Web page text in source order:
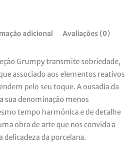
adicional Avaliações (0)
Grumpy transmite sobriedade,
associado aos elementos reativos
pelo seu toque. A ousadia da
sua denominação menos
tempo harmónica e de detalhe
obra de arte que nos convida a
delicadeza da porcelana.